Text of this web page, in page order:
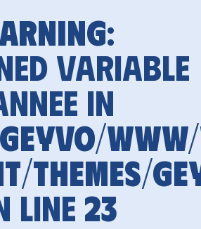
:
variable
in
themes/
line 23